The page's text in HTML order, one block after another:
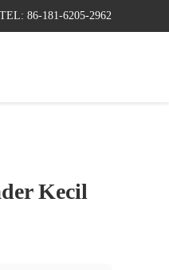
TEL: 86-181-6205-2962
Kecil